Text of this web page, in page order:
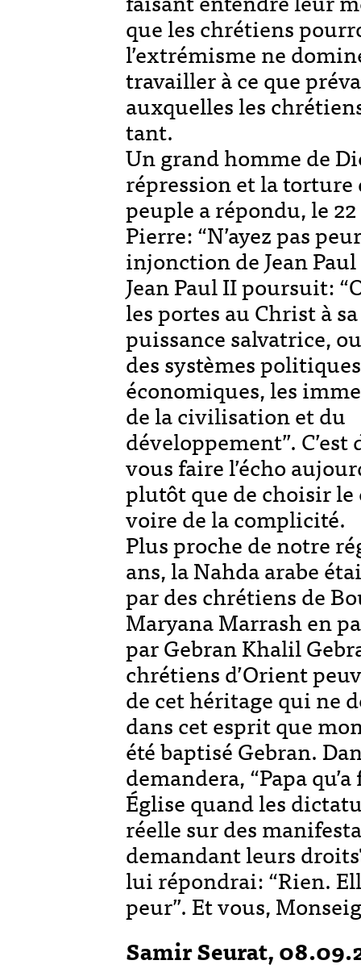
que les chrétiens
l’extrémisme ne
travailler à ce que
auxquelles les
tant.
Un grand homme de
répression et la torture
peuple a répondu, le
Pierre: “N’ayez pas
injonction de Jean
Jean Paul II poursuit:
les portes au Christ à sa
puissance salvatrice,
des systèmes
économiques, les
de la civilisation et du
développement”.
vous faire l’écho
plutôt que de choisir
voire de la complicité.
Plus proche de notre
ans, la Nahda arabe
par des chrétiens de
Maryana Marrash en
par Gebran Khalil
chrétiens d’Orient
de cet héritage qui ne
dans cet esprit que
été baptisé Gebran.
demandera, “Papa
Église quand les
réelle sur des
demandant leurs
lui répondrai: “Rien.
peur”. Et vous,
Samir Seurat,